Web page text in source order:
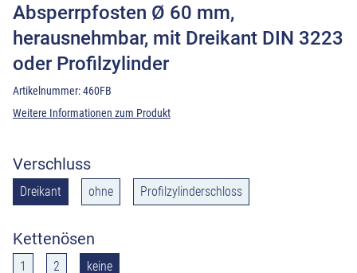
Absperrpfosten Ø 60 mm,
herausnehmbar, mit Dreikant DIN 3223
oder Profilzylinder
Artikelnummer:460FB
Weitere Informationen zum Produkt
Verschluss
Dreikant ohne Profilzylinderschloss
Kettenösen
1 2 keine